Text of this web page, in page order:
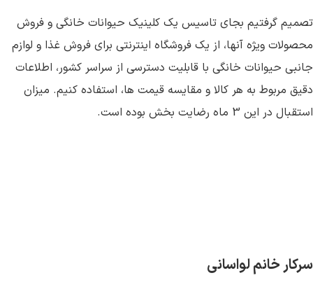
تصمیم گرفتیم بجای تاسیس یک کلینیک حیوانات خانگی و فروش
محصولات ویژه آنها، از یک فروشگاه اینترنتی برای فروش غذا و لوازم
جانبی حیوانات خانگی با قابلیت دسترسی از سراسر کشور، اطلاعات
دقیق مربوط به هر کالا و مقایسه قیمت ها، استفاده کنیم. میزان
استقبال در این 3 ماه رضایت بخش بوده است.
سرکار خانم لواسانی